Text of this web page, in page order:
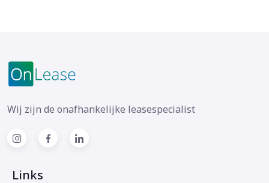
Wij zijn de onafhankelijke leasespecialist
Links